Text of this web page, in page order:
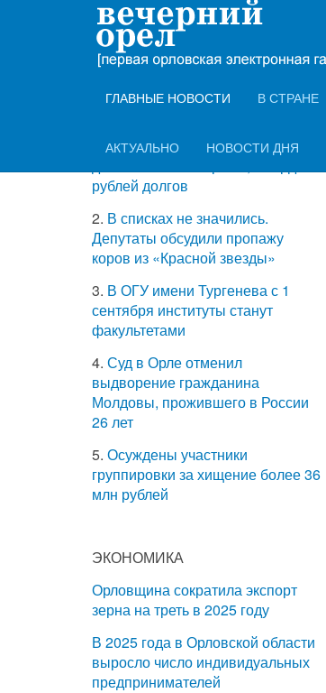
ГЛАВНЫЕ НОВОСТИ В СТРАНЕ
АКТУАЛЬНО НОВОСТИ ДНЯ
ТОП-5 самых
читаемых новостей
1.Жители аварийных домов
рублей долгов
2. В списках не значились.
Депутаты обсудили пропажу
коров из «Красной звезды»
3. В ОГУ имени Тургенева с 1
сентября институты станут
факультетами
4. Суд в Орле отменил
выдворение гражданина
Молдовы, прожившего в России
26 лет
5. Осуждены участники
группировки за хищение более 36
млн рублей
ЭКОНОМИКА
Орловщина сократила экспорт
зерна на треть в 2025 году
В 2025 года в Орловской области
выросло число индивидуальных
предпринимателей